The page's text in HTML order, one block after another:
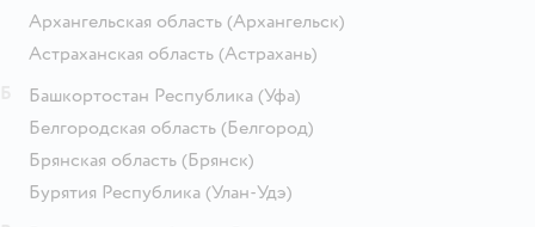
Архангельская область (Архангельск)
Астраханская область (Астрахань)
Башкортостан Республика (Уфа)
Белгородская область (Белгород)
Брянская область (Брянск)
Бурятия Республика (Улан-Удэ)